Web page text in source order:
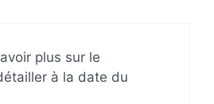
plus sur le
à la date du